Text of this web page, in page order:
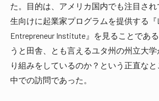
た。目的は、アメリカ国内でも注目さ
生向けに起業家プログラムを提供する『
Entrepreneur Institute』を見ることであ
うと田舎、とも言えるユタ州の州立大
り組みをしているのか？という正直な
中での訪問であった。